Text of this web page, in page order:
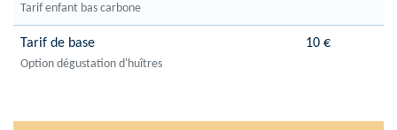
Tarif enfant bas carbone
Tarif de base
Option dégustation d'huîtres
10 €